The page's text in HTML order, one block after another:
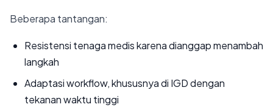
Beberapa tantangan:
Resistensi tenaga medis karena dianggap menambah
langkah
Adaptasi workflow, khususnya di IGD dengan
tekanan waktu tinggi